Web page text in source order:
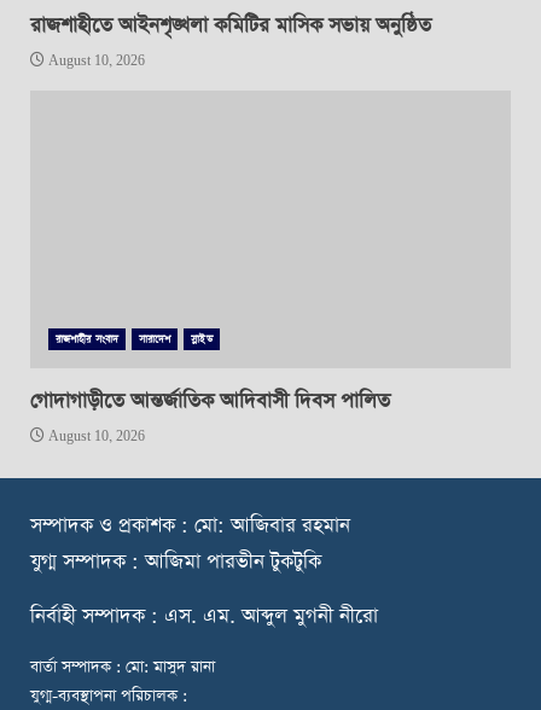
রাজশাহীতে আইনশৃঙ্খলা কমিটির মাসিক সভায় অনুষ্ঠিত
August 10, 2026
রাজশাহীর সংবাদ সারাদেশ স্লাইড
গোদাগাড়ীতে আন্তর্জাতিক আদিবাসী দিবস পালিত
August 10, 2026
সম্পাদক ও প্রকাশক : মো: আজিবার রহমান
যুগ্ম সম্পাদক : আজিমা পারভীন টুকটুকি
নির্বাহী সম্পাদক : এস. এম. আব্দুল মুগনী নীরো
বার্তা সম্পাদক : মো: মাসুদ রানা
যুগ্ম-ব্যবস্থাপনা পরিচালক :